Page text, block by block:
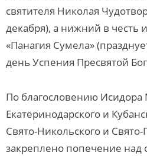
святителя Николая
декабря), а нижний в
«Панагия Сумела»
день Успения Пресвятой
По благословению Исидора
Екатеринодарского и
Свято-Никольского и Свято-
закреплено попечение над